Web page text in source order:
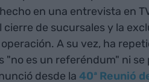
en una entrevista en
cierre de sucursales y la
A su vez, ha
"no es un referéndum" ni se
desde la 40ª Reunió